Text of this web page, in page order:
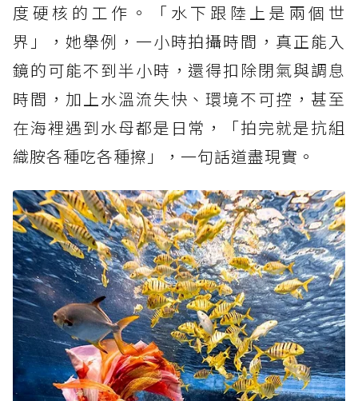
度硬核的工作。「水下跟陸上是兩個世
界」，她舉例，一小時拍攝時間，真正能入
鏡的可能不到半小時，還得扣除閉氣與調息
時間，加上水溫流失快、環境不可控，甚至
在海裡遇到水母都是日常，「拍完就是抗組
織胺各種吃各種擦」，一句話道盡現實。